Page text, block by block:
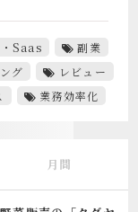
Saas
副業
グ
レビュー
業務効率化
月間